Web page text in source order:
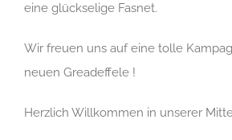
eine glückselige Fasnet.
Wir freuen uns auf eine tolle
neuen Greadeffele !
Herzlich Willkommen in unserer